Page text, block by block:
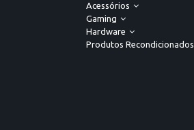
Acessórios
Gaming
Hardware
Produtos Recondicionados